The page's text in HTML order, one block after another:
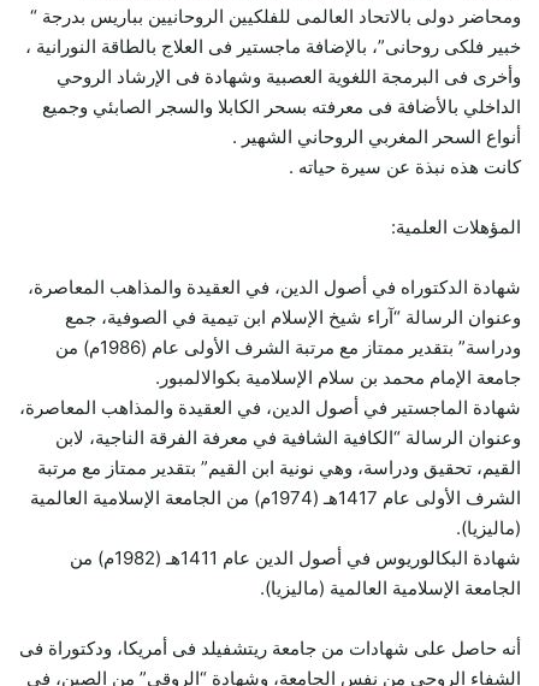
ومحاضر دولى بالاتحاد العالمى للفلكيين الروحانيين بباريس بدرجة “
خبير فلكى روحانى”، بالإضافة ماجستير فى العلاج بالطاقة النورانية ،
وأخرى فى البرمجة اللغوية العصبية وشهادة فى الإرشاد الروحي
الداخلي بالأضافة فى معرفته بسحر الكابلا والسجر الصابئي وجميع
أنواع السحر المغربي الروحاني الشهير .
كانت هذه نبذة عن سيرة حياته .
المؤهلات العلمية:
شهادة الدكتوراه في أصول الدين، في العقيدة والمذاهب المعاصرة،
وعنوان الرسالة “آراء شيخ الإسلام ابن تيمية في الصوفية، جمع
ودراسة” بتقدير ممتاز مع مرتبة الشرف الأولى عام (1986م) من
جامعة الإمام محمد بن سلام الإسلامية بكوالالمبور.
شهادة الماجستير في أصول الدين، في العقيدة والمذاهب المعاصرة،
وعنوان الرسالة “الكافية الشافية في معرفة الفرقة الناجية، لابن
القيم، تحقيق ودراسة، وهي نونية ابن القيم” بتقدير ممتاز مع مرتبة
الشرف الأولى عام 1417هـ (1974م) من الجامعة الإسلامية العالمية
(ماليزيا).
شهادة البكالوريوس في أصول الدين عام 1411هـ (1982م) من
الجامعة الإسلامية العالمية (ماليزيا).
أنه حاصل على شهادات من جامعة ريتشفيلد فى أمريكا، ودكتوراة فى
الشفاء الروحى من نفس الجامعة، وشهادة “الروقى” من الصين، فى